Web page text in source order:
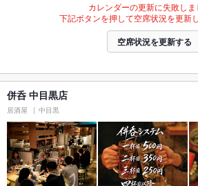
カレンダーの更新に失敗しま
下記ボタンを押して空席状況を更新
空席状況を更新する
併呑 中目黒店
居酒屋 中目黒